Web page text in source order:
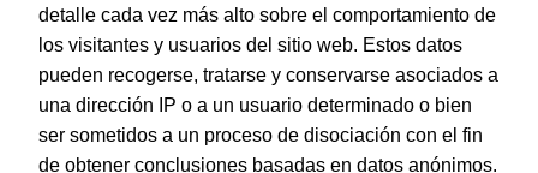
Dohe – Indice Basic Folio 1 al 10 Gris
EAN: 8421938902358
detalle cada vez más alto sobre el comportamiento de
los visitantes y usuarios del sitio web. Estos datos
pueden recogerse, tratarse y conservarse asociados a
una dirección IP o a un usuario determinado o bien
ser sometidos a un proceso de disociación con el fin
de obtener conclusiones basadas en datos anónimos.